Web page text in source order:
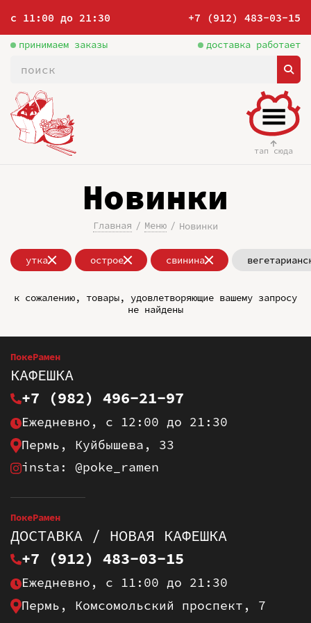
с 11:00 до 21:30 +7 (912) 483-03-15
принимаем заказы доставка работает
тап сюда
Новинки
Главная Меню Новинки
утка острое свинина
к сожалению, товары, удовлетворяющие вашему запросу
не найдены
ПокеРамен
КАФЕШКА
+7 (982) 496-21-97
Ежедневно, с 12:00 до 21:30
Пермь, Куйбышева, 33
insta: @poke_ramen
ПокеРамен
ДОСТАВКА / НОВАЯ КАФЕШКА
+7 (912) 483-03-15
Ежедневно, с 11:00 до 21:30
Пермь, Комсомольский проспект, 7